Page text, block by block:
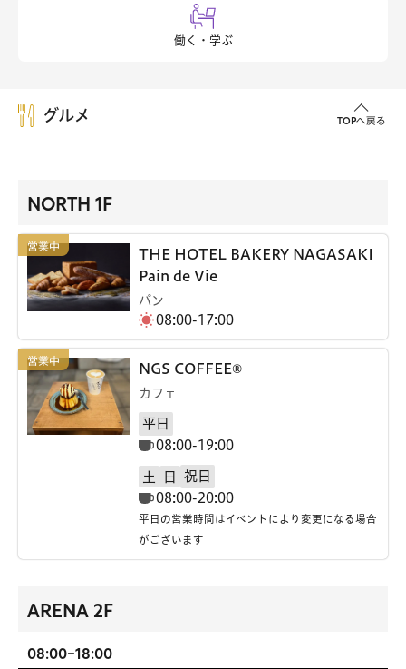
働く・学ぶ
グルメ TOPへ戻る
NORTH 1F
THE HOTEL BAKERY NAGASAKI
Pain de Vie
パン
08:00-17:00
NGS COFFEE®
カフェ
平日
08:00-19:00
土 日
祝日
08:00-20:00
平日の営業時間はイベントにより変更になる場合
がございます
ARENA 2F
08:00-18:00